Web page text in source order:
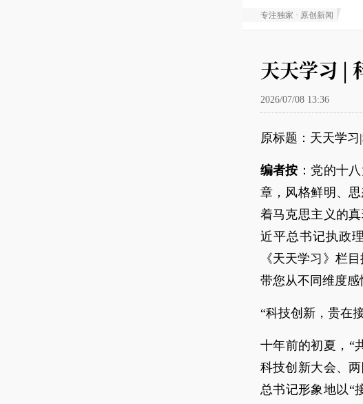
专注独家 · 原创新闻
天天学习 |
2026/07/08 13:36
原标题：天天学
编者按 ：党的十
章，风格鲜明、
着马克思主义的
近平总书记执政
《天天学习》栏
带您从不同维度感
“科技创新，贵在
十年前的初夏，“
科技创新大会、
总书记形象地以“